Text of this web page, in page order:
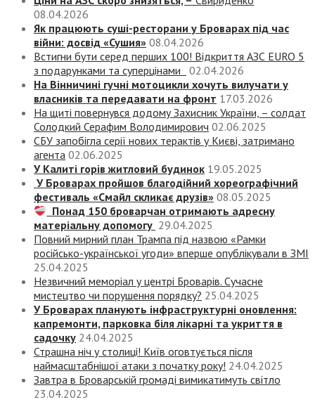
08.04.2026
Як працюють суші-ресторани у Броварах під час
війни: досвід «Сушия» 08.04.2026
Встигни бути серед перших 100! Відкриття АЗС EURO 5
з подарунками та суперцінами
02.04.2026
На Вінничині гучні мотоцикли хочуть вилучати у
власників та передавати на фронт 17.03.2026
На щиті повернувся додому Захисник України, – солдат
Солодкий Серафим Володимирович 02.06.2025
СБУ запобігла серії нових терактів у Києві, затримано
агента 02.06.2025
У Калиті горів житловий будинок 19.05.2025
У Броварах пройшов благодійний хореографічний
фестиваль «Смайл скликає друзів» 08.05.2025
Понад 150 броварчан отримають адресну
матеріальну допомогу 29.04.2025
Повний мирний план Трампа під назвою «‎Рамки
російсько-української угоди» вперше опублікували в ЗМІ
25.04.2025
Незвичний меморіал у центрі Броварів. Сучасне
мистецтво чи порушення порядку? 25.04.2025
У Броварах планують інфраструктурні оновлення:
капремонти, парковка біля лікарні та укриття в
садочку 24.04.2025
Страшна ніч у столиці! Київ оговтується після
наймасштабнішої атаки з початку року! 24.04.2025
Завтра в Броварській громаді вимикатимуть світло
23.04.2025